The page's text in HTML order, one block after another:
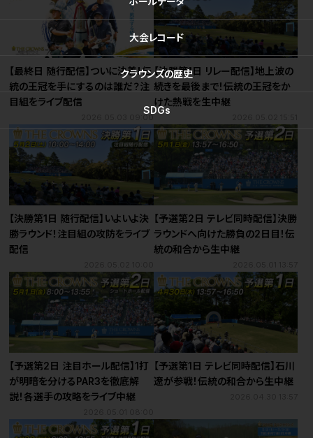
大会レコード
クラウンズの歴史
SDGs
【最終日 随行配信】ついに決着！伝
統の王冠を手にするのは誰だ？注
目組をライブ配信
【決勝第1日 リレー配信】地上波の
続きを最後まで！伝統の王冠をか
けた熱戦を生中継
【決勝第1日 随行配信】いよいよ決
勝ラウンド！注目組の攻防をライブ
配信
【予選第2日 テレビ同時配信】決勝
ラウンドへ向けた勝負の2日目！伝
統の和合から生中継
【予選第2日 注目ホール配信】1打
が明暗を分けるPAR3を徹底解
説！各選手の攻略をライブ中継
【予選第1日 テレビ同時配信】石川
遼が参戦！伝統の和合から生中継